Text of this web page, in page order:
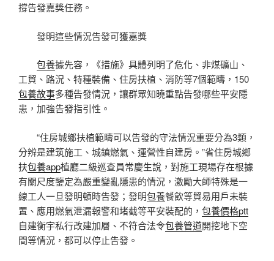
撐告發嘉獎任務。
發明這些情況告發可獲嘉獎
包養據先容，《措施》具體列明了危化、非煤礦山、
工貿、路況、特種裝備、住房扶植、消防等7個範疇，150
包養故事多種告發情況，讓群眾知曉重點告發哪些平安隱
患，加強告發指引性。
“住房城鄉扶植範疇可以告發的守法情況重要分為3類，
分辨是建筑施工、城鎮燃氣、運營性自建房。”省住房城鄉
扶包養app植廳二級巡查員常慶生說，對施工現場存在根據
有關尺度鑒定為嚴重變亂隱患的情況，激勵大師特殊是一
線工人一旦發明頓時告發；發明包養餐飲等貿易用戶未裝
置、應用燃氣泄漏報警和堵截等平安裝配的， 包養價格ptt
自建衡宇私行改建加層、不符合法令包養管道開挖地下空
間等情況，都可以停止告發。